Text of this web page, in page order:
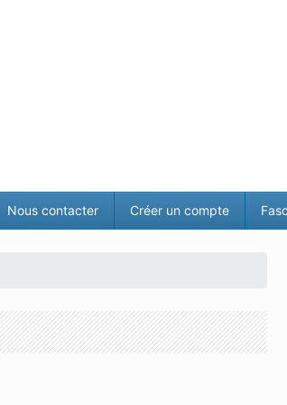
Nous contacter Créer un compte